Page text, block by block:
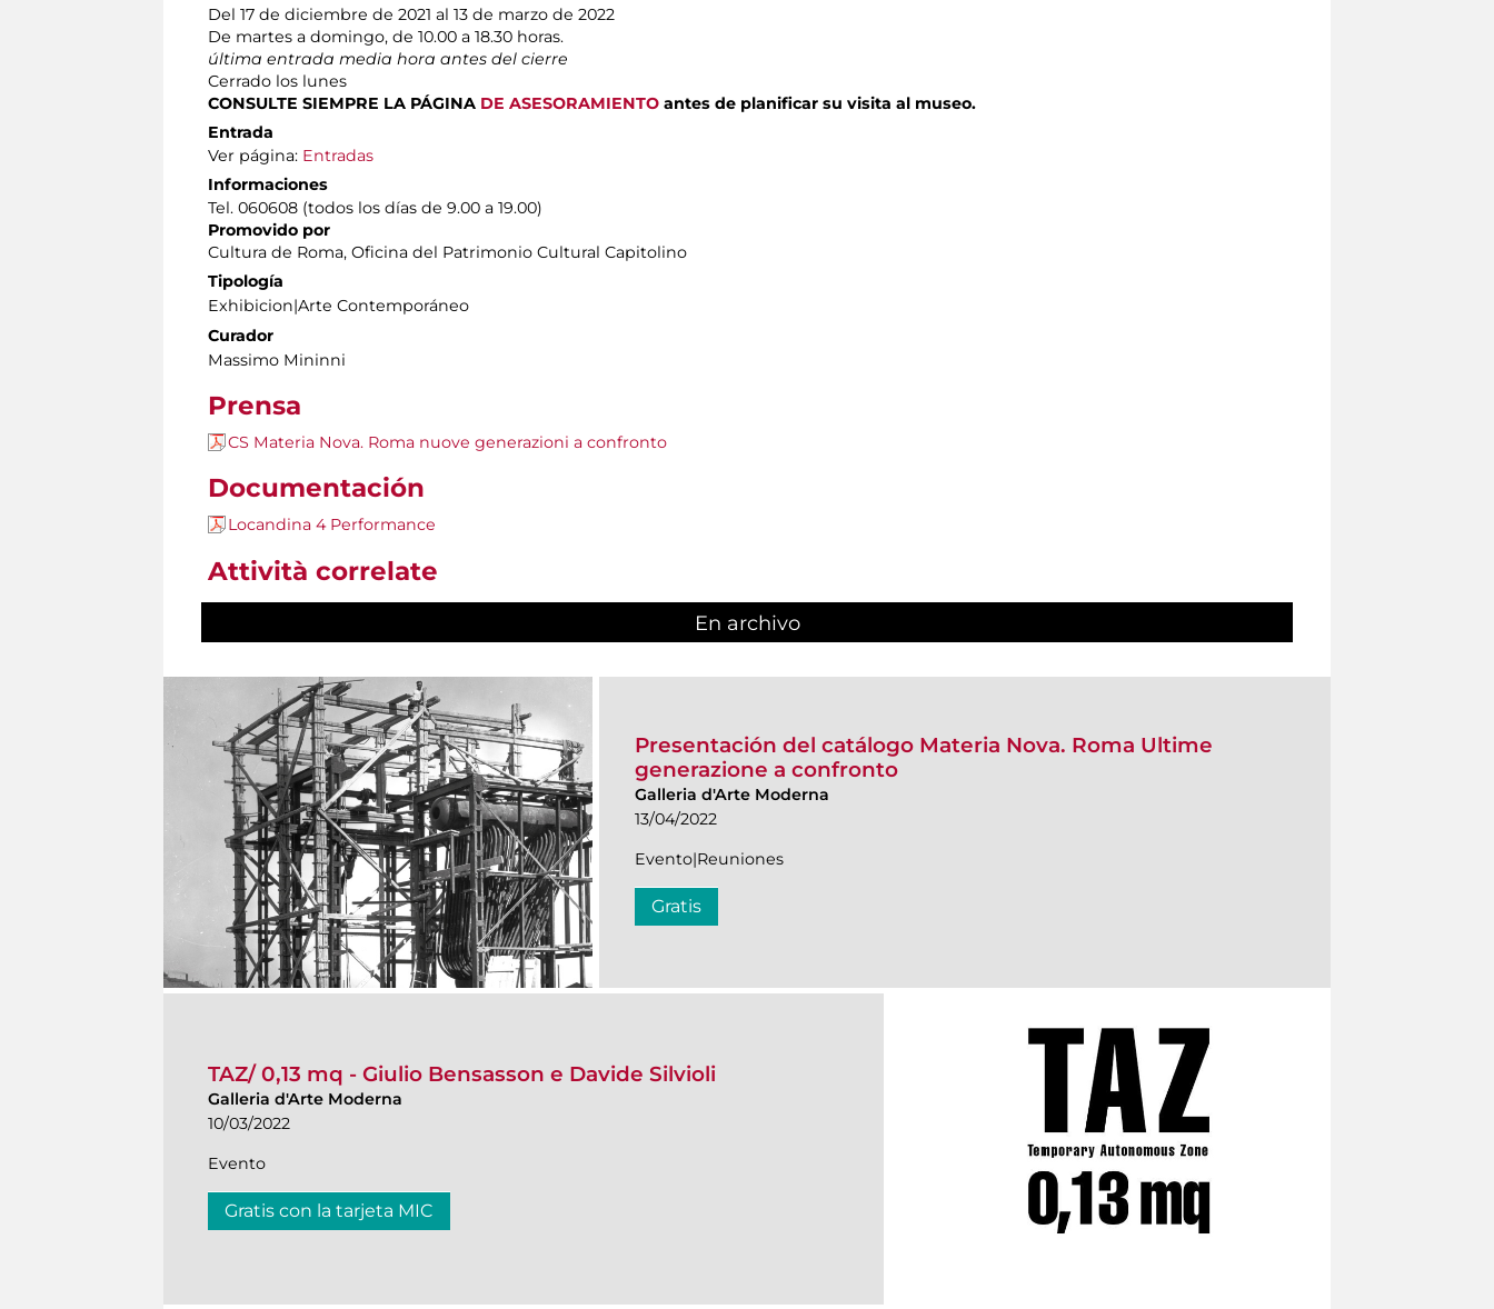
Del 17 de diciembre de 2021 al 13 de marzo de 2022
De martes a domingo, de 10.00 a 18.30 horas.
última entrada media hora antes del cierre
Cerrado los lunes
CONSULTE SIEMPRE LA PÁGINA DE ASESORAMIENTO antes de planificar su visita al museo.
Entrada
Ver página: Entradas
Informaciones
Tel. 060608 (todos los días de 9.00 a 19.00)
Promovido por
Cultura de Roma, Oficina del Patrimonio Cultural Capitolino
Tipología
Exhibicion|Arte Contemporáneo
Curador
Massimo Mininni
Prensa
CS Materia Nova. Roma nuove generazioni a confronto
Documentación
Locandina 4 Performance
Attività correlate
En archivo
Presentación del catálogo Materia Nova. Roma Ultime
generazione a confronto
Galleria d'Arte Moderna
13/04/2022
Evento|Reuniones
Gratis
TAZ/ 0,13 mq - Giulio Bensasson e Davide Silvioli
Galleria d'Arte Moderna
10/03/2022
Evento
Gratis con la tarjeta MIC